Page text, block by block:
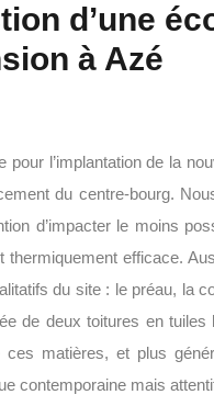
d’une
à Azé
pour l’implantation de la
du centre-bourg.
d’impacter le moins
thermiquement efficace.
du site : le préau, la
de deux toitures en
ces matières, et plus
contemporaine mais